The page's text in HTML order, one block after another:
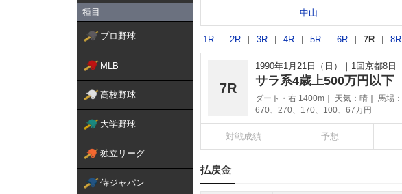
種目
プロ野球
MLB
高校野球
大学野球
独立リーグ
侍ジャパン
中山
1R 2R 3R 4R 5R 6R 7R 8R
7R
1990年1月21日（日） 1回京都8日
サラ系4歳上500万円以下
ダート・右 1400m 天気： 晴 馬場：
670、270、170、100、67万円
対戦成績 予想
払戻金